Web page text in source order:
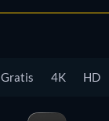
Gratis 4K HD